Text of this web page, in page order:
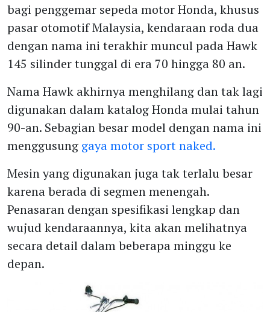
bagi penggemar sepeda motor Honda, khusus
pasar otomotif Malaysia, kendaraan roda dua
dengan nama ini terakhir muncul pada Hawk
145 silinder tunggal di era 70 hingga 80 an.
Nama Hawk akhirnya menghilang dan tak lagi
digunakan dalam katalog Honda mulai tahun
90-an. Sebagian besar model dengan nama ini
menggusung gaya motor sport naked.
Mesin yang digunakan juga tak terlalu besar
karena berada di segmen menengah.
Penasaran dengan spesifikasi lengkap dan
wujud kendaraannya, kita akan melihatnya
secara detail dalam beberapa minggu ke
depan.